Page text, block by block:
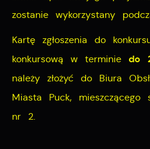
zostanie wykorzystany
Kartę zgłoszenia do
konkursową w terminie do
należy złożyć do Biura
Miasta Puck,
nr 2.